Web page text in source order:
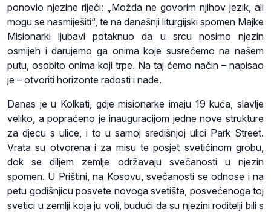
ponovio njezine riječi: „Možda ne govorim njihov jezik, ali
mogu se nasmiješiti“, te na današnji liturgijski spomen Majke
Misionarki ljubavi potaknuo da u srcu nosimo njezin
osmijeh i darujemo ga onima koje susrećemo na našem
putu, osobito onima koji trpe. Na taj ćemo način – napisao
je – otvoriti horizonte radosti i nade.
Danas je u Kolkati, gdje misionarke imaju 19 kuća, slavlje
veliko, a popraćeno je inauguracijom jedne nove strukture
za djecu s ulice, i to u samoj središnjoj ulici Park Street.
Vrata su otvorena i za misu te posjet svetičinom grobu,
dok se diljem zemlje održavaju svečanosti u njezin
spomen. U Prištini, na Kosovu, svečanosti se odnose i na
petu godišnjicu posvete novoga svetišta, posvećenoga toj
svetici u zemlji koja ju voli, budući da su njezini roditelji bili s